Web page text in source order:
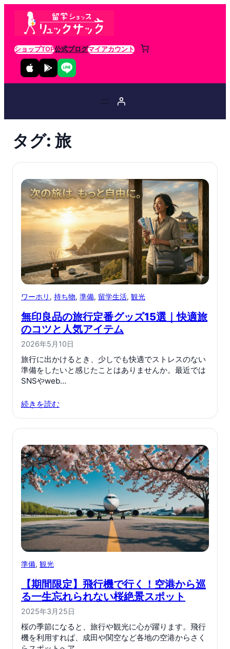
ショップTOP公式ブログマイアカウント
タグ: 旅
ワーホリ , 持ち物, 準備, 留学生活, 観光
無印良品の旅行定番グッズ15選｜快適旅
のコツと人気アイテム
2026年5月10日
旅行に出かけるとき、少しでも快適でストレスのない
準備をしたいと感じたことはありませんか。最近では
SNSやweb…
続きを読む
準備, 観光
【期間限定】飛行機で行く！空港から巡
る一生忘れられない桜絶景スポット
2025年3月25日
桜の季節になると、旅行や観光に心が躍ります。飛行
機を利用すれば、成田や関空など各地の空港からさく